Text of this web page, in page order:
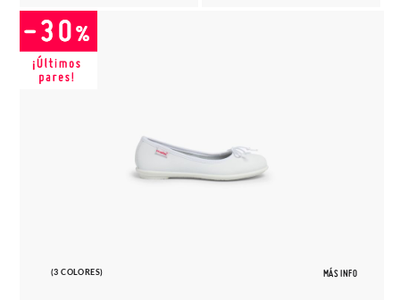
(3 COLORES) MÁS INFO